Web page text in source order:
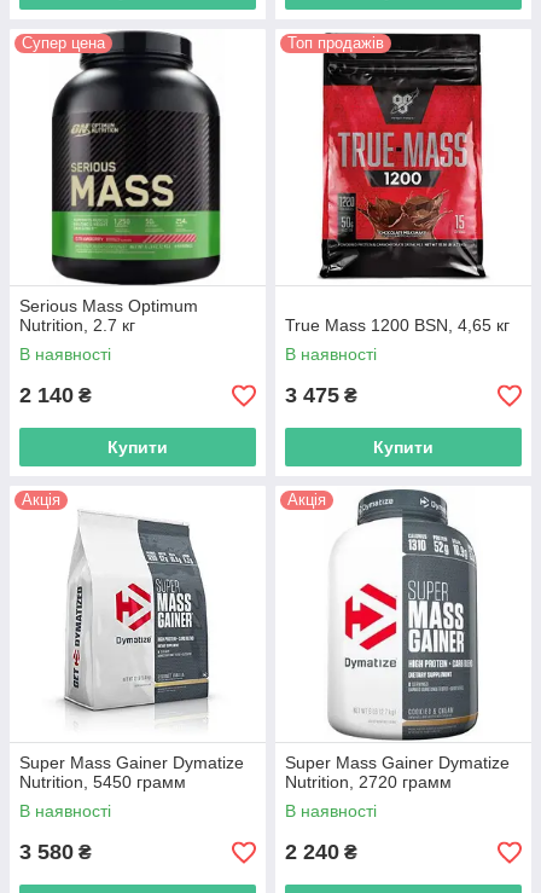
Супер цена
Serious Mass Optimum
Nutrition, 2.7 кг
В наявності
2 140 ₴
Купити
Топ продажів
True Mass 1200 BSN, 4,65 кг
В наявності
3 475 ₴
Купити
Акція
Super Mass Gainer Dymatize
Nutrition, 5450 грамм
В наявності
3 580 ₴
Акція
Super Mass Gainer Dymatize
Nutrition, 2720 грамм
В наявності
2 240 ₴